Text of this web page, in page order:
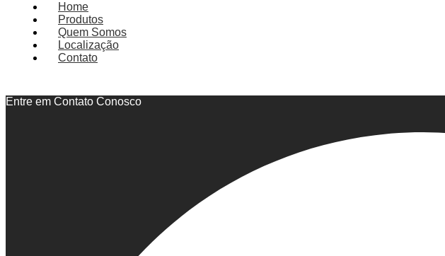
Home
Produtos
Quem Somos
Localização
Contato
Entre em Contato Conosco